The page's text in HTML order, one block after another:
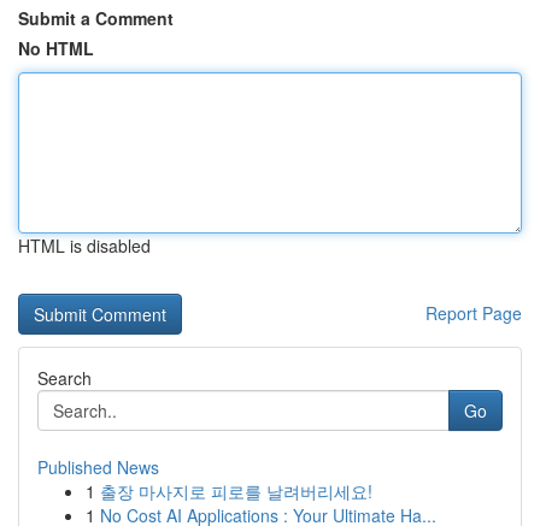
Submit a Comment
No HTML
HTML is disabled
Report Page
Search
Go
Published News
1 출장 마사지로 피로를 날려버리세요!
1 No Cost AI Applications : Your Ultimate Ha...